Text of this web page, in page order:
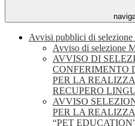
Avvisi pubblici di selezione
Avviso di selezione
AVVISO DI
CONFERIMENTO
PER LA
RECUPERO
AVVISO
PER LA
“PET